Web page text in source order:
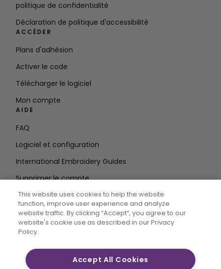
politique de confidentialité
Déclaration de politique d'accessibilité
ACCÉDER
Plans d'adhésion
Activer le code
Télécharger le logiciel
Mon compte
AIDE
FAQ
Logiciel et configuration
International Embroidery Guides
Supprimer le compte
Entrez
l'adresse e-mail
This website uses cookies to help the website
function, improve user experience and analyze
website traffic. By clicking “Accept“, you agree to our
website's cookie use as described in our Privacy
Policy.
Accept All Cookies